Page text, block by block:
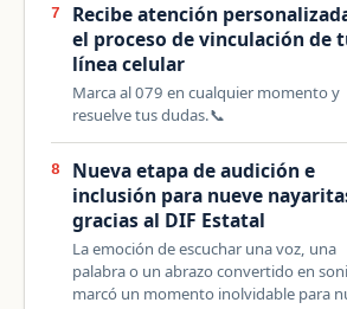
7
Recibe atención
el proceso de vinculación de
línea celular
Marca al 079 en cualquier momento y
resuelve tus dudas.📞
8
Nueva etapa de audición e
inclusión para nueve
gracias al DIF Estatal
La emoción de escuchar una voz, una
palabra o un abrazo convertido en
marcó un momento inolvidable para